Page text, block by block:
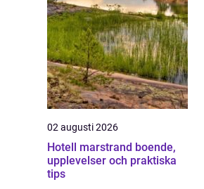
02 augusti 2026
Hotell marstrand boende,
upplevelser och praktiska
tips